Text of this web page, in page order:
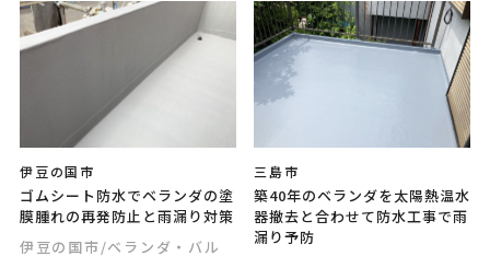
伊豆の国市
ゴムシート防水でベランダの塗
膜腫れの再発防止と雨漏り対策
伊豆の国市/ベランダ・バル
三島市
築40年のベランダを太陽熱温水
器撤去と合わせて防水工事で雨
漏り予防